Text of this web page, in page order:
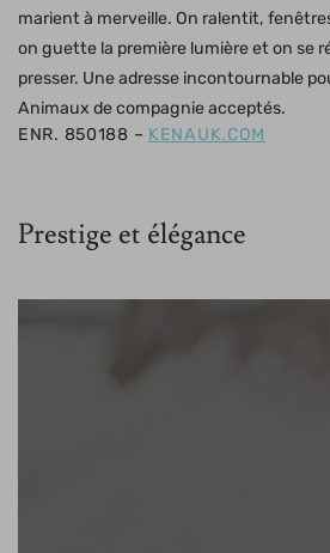
marient à merveille. On ralentit,
on guette la première lumière et on se
presser. Une adresse incontournable
Animaux de compagnie acceptés.
ENR. 850188 – KENAUK.COM
Prestige et élégance